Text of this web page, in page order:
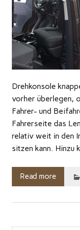
Drehkonsole
vorher überlegen,
Fahrer- und
Fahrerseite das
relativ weit in den
sitzen kann. Hinzu
Read more